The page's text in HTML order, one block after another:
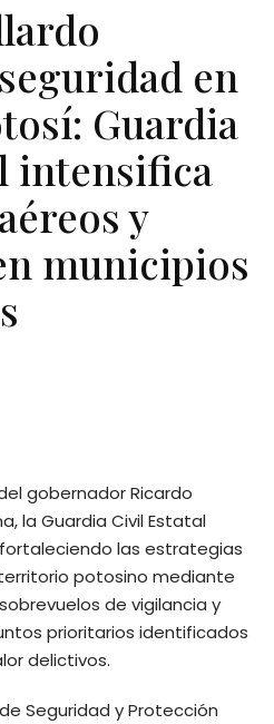
en
Guardia
intensifica
y
municipios
gobernador Ricardo
la Guardia Civil Estatal
las estrategias
potosino mediante
de vigilancia y
prioritarios identificados
delictivos.
Seguridad y Protección